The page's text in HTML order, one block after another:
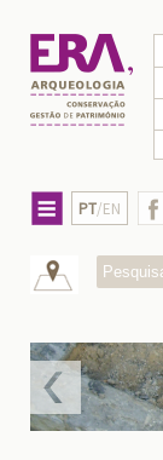
PT/EN